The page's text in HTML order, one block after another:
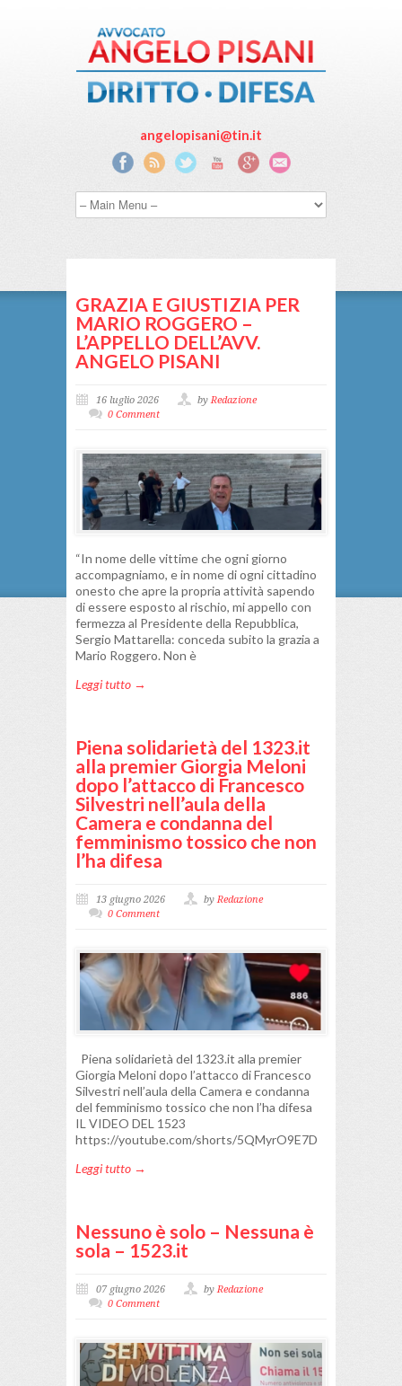
angelopisani@tin.it
GRAZIA E GIUSTIZIA PER
MARIO ROGGERO –
L’APPELLO DELL’AVV.
ANGELO PISANI
16 luglio 2026 byRedazione
0 Comment
“In nome delle vittime che ogni giorno
accompagniamo, e in nome di ogni cittadino
onesto che apre la propria attività sapendo
di essere esposto al rischio, mi appello con
fermezza al Presidente della Repubblica,
Sergio Mattarella: conceda subito la grazia a
Mario Roggero. Non è
Leggi tutto →
Piena solidarietà del 1323.it
alla premier Giorgia Meloni
dopo l’attacco di Francesco
Silvestri nell’aula della
Camera e condanna del
femminismo tossico che non
l’ha difesa
13 giugno 2026 byRedazione
0 Comment
Piena solidarietà del 1323.it alla premier
Giorgia Meloni dopo l’attacco di Francesco
Silvestri nell’aula della Camera e condanna
del femminismo tossico che non l’ha difesa
IL VIDEO DEL 1523
https://youtube.com/shorts/5QMyrO9E7D
Leggi tutto →
Nessuno è solo – Nessuna è
sola – 1523.it
07 giugno 2026 byRedazione
0 Comment